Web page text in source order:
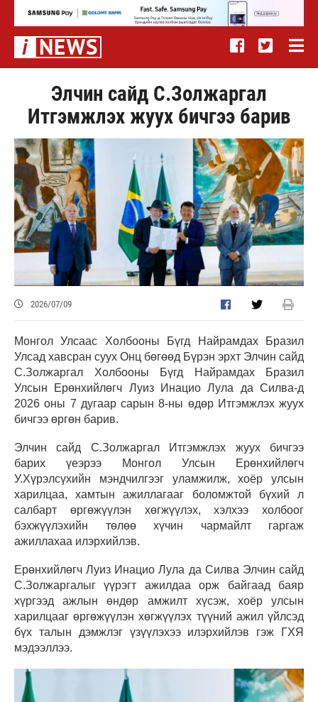
Элчин сайд С.Золжаргал
Итгэмжлэх жуух бичгээ барив
2026/07/09
Монгол Улсаас Холбооны Бүгд Найрамдах Бразил
Улсад хавсран суух Онц бөгөөд Бүрэн эрхт Элчин сайд
С.Золжаргал Холбооны Бүгд Найрамдах Бразил
Улсын Ерөнхийлөгч Луиз Инацио Лула да Силва-д
2026 оны 7 дугаар сарын 8-ны өдөр Итгэмжлэх жуух
бичгээ өргөн барив.
Элчин сайд С.Золжаргал Итгэмжлэх жуух бичгээ
барих үеэрээ Монгол Улсын Ерөнхийлөгч
У.Хүрэлсүхийн мэндчилгээг уламжилж, хоёр улсын
харилцаа, хамтын ажиллагааг боломжтой бүхий л
салбарт өргөжүүлэн хөгжүүлэх, хэлхээ холбоог
бэхжүүлэхийн төлөө хүчин чармайлт гаргаж
ажиллахаа илэрхийлэв.
Ерөнхийлөгч Луиз Инацио Лула да Силва Элчин сайд
С.Золжаргалыг үүрэгт ажилдаа орж байгаад баяр
хүргээд ажлын өндөр амжилт хүсэж, хоёр улсын
харилцааг өргөжүүлэн хөгжүүлэх түүний ажил үйлсэд
бүх талын дэмжлэг үзүүлэхээ илэрхийлэв гэж ГХЯ
мэдээллээ.